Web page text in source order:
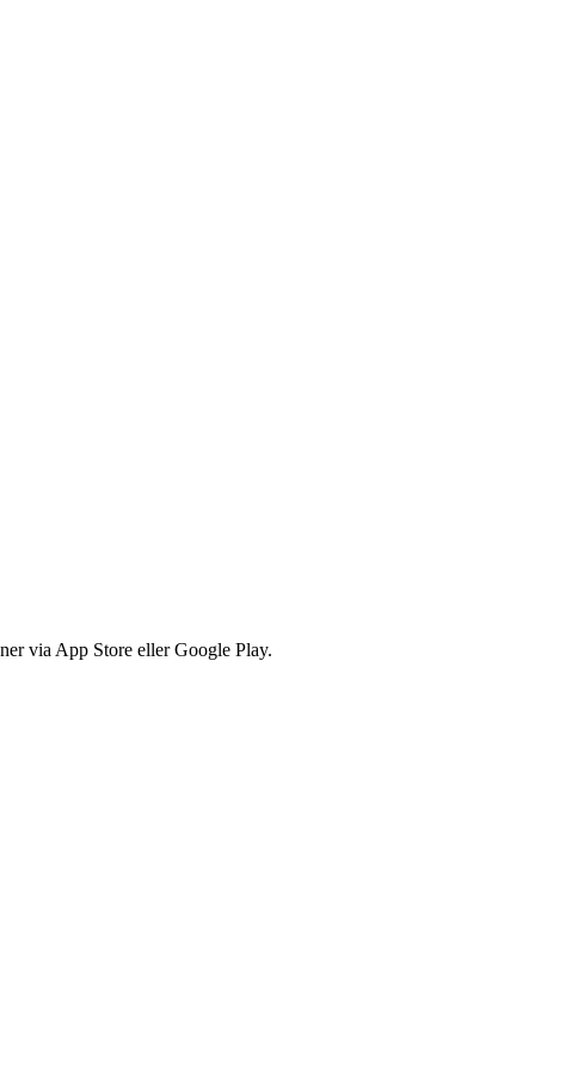
via App Store eller Google Play.